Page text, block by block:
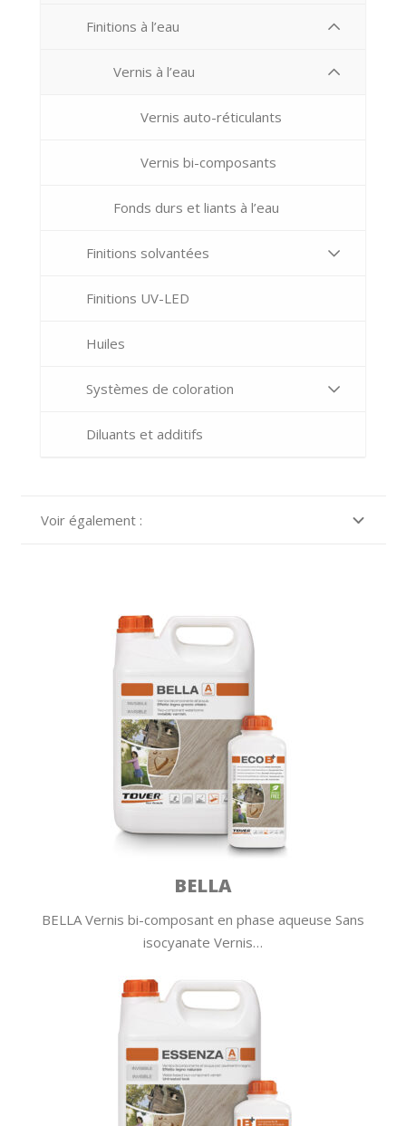
Finitions à l’eau
Vernis à l’eau
Vernis auto-réticulants
Vernis bi-composants
Fonds durs et liants à l’eau
Finitions solvantées
Finitions UV-LED
Huiles
Systèmes de coloration
Diluants et additifs
Voir également :
BELLA
BELLA Vernis bi-composant en phase aqueuse Sans
isocyanate Vernis…